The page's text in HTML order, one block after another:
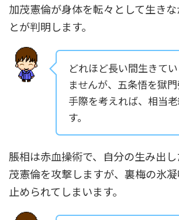
加茂憲倫が身体を転々として生き
とが判明します。
どれほど長い間生きて
ませんが、五条悟を獄
手際を考えれば、相当
す。
脹相は赤血操術で、自分の生み出
茂憲倫を攻撃しますが、裏梅の氷
止められてしまいます。